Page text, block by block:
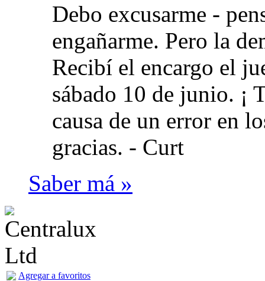
Debo excusarme -
engañarme. Pero la
Recibí el encargo el
sábado 10 de junio. ¡
causa de un error en
gracias. - Curt
Saber má »
Agregar a favoritos